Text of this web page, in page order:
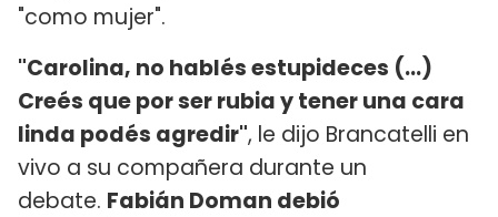
"como mujer".
"Carolina, no hablés estupideces (...)
Creés que por ser rubia y tener una cara
linda podés agredir", le dijo Brancatelli en
vivo a su compañera durante un
debate. Fabián Doman debió